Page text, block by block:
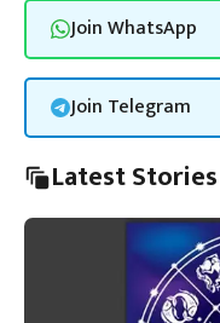
Join WhatsApp
Join Telegram
Latest Stories